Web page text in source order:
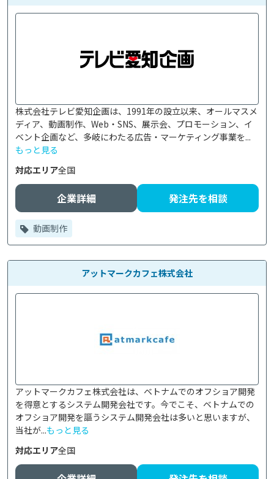
株式会社テレビ愛知企画は、1991年の設立以来、オールマスメ
ディア、動画制作、Web・SNS、展示会、プロモーション、イ
ベント企画など、多岐にわたる広告・マーケティング事業を...
もっと見る
対応エリア全国
企業詳細 発注先を相談
動画制作
アットマークカフェ株式会社
アットマークカフェ株式会社は、ベトナムでのオフショア開発
を得意とするシステム開発会社です。今でこそ、ベトナムでの
オフショア開発を謳うシステム開発会社は多いと思いますが、
当社が...もっと見る
対応エリア全国